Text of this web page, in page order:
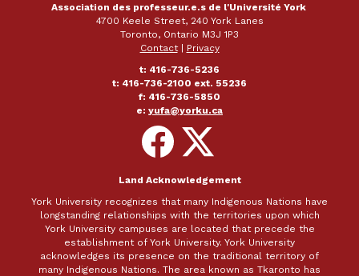
Association des professeur.e.s de l'Université York
4700 Keele Street, 240 York Lanes
Toronto, Ontario M3J 1P3
Contact|
Privacy
t: 416-736-5236
t: 416-736-2100 ext. 55236
f: 416-736-5850
e: yufa@yorku.ca
Follow
on
Facebook
Follow
on
X
Land Acknowledgement
York University recognizes that many Indigenous Nations have
longstanding relationships with the territories upon which
York University campuses are located that precede the
establishment of York University. York University
acknowledges its presence on the traditional territory of
many Indigenous Nations. The area known as Tkaronto has